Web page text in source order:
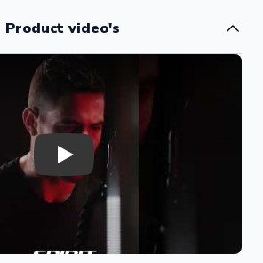
zoals chest press, lat pulldown, rows,
en functional core
veilig
met poedercoating, volledig
(2 x 77 kg) en metalen
voor maximale duurzaamheid,
trainingsbeleving. De 2:1
gecontroleerde en vloeiende
Product video's
Play